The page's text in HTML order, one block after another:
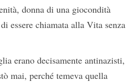
donna di una giocondità
essere chiamata alla Vita senza
erano decisamente antinazisti,
mai, perché temeva quella